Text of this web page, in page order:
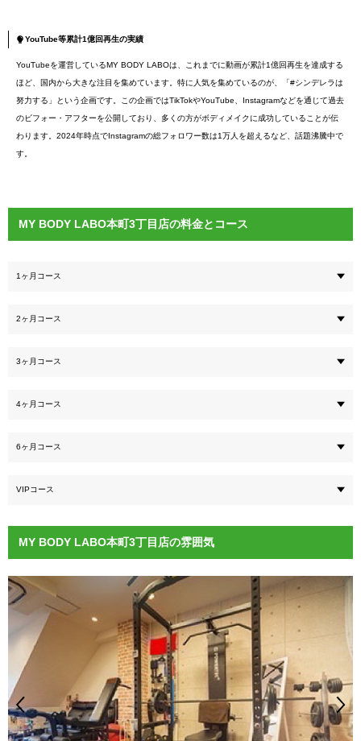
YouTube等累計1億回再生の実績
YouTubeを運営しているMY BODY LABOは、これまでに動画が累計1億回再生を達成する
ほど、国内から大きな注目を集めています。特に人気を集めているのが、「#シンデレラは
努力する」という企画です。この企画ではTikTokやYouTube、Instagramなどを通じて過去
のビフォー・アフターを公開しており、多くの方がボディメイクに成功していることが伝
わります。2024年時点でInstagramの総フォロワー数は1万人を超えるなど、話題沸騰中で
す。
MY BODY LABO本町3丁目店の料金とコース
1ヶ月コース
2ヶ月コース
3ヶ月コース
4ヶ月コース
6ヶ月コース
VIPコース
MY BODY LABO本町3丁目店の雰囲気